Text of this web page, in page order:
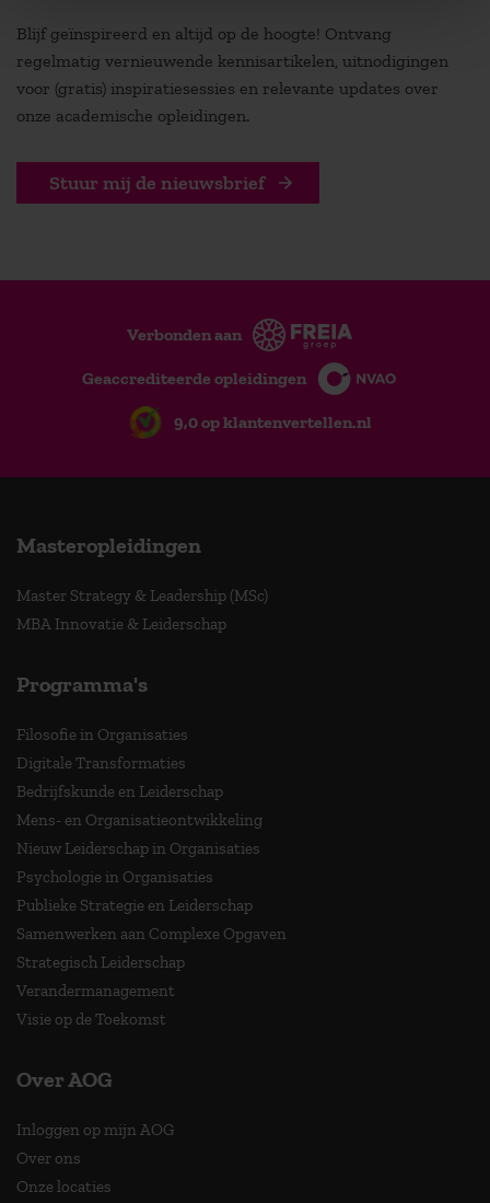
Blijf geïnspireerd en altijd op de hoogte! Ontvang
regelmatig vernieuwende kennisartikelen, uitnodigingen
voor (gratis) inspiratiesessies en relevante updates over
onze academische opleidingen.
Stuur mij de nieuwsbrief
Verbonden aan
Geaccrediteerde opleidingen
9,0 op klantenvertellen.nl
Masteropleidingen
Master Strategy & Leadership (MSc)
MBA Innovatie & Leiderschap
Programma's
Filosofie in Organisaties
Digitale Transformaties
Bedrijfskunde en Leiderschap
Mens- en Organisatieontwikkeling
Nieuw Leiderschap in Organisaties
Psychologie in Organisaties
Publieke Strategie en Leiderschap
Samenwerken aan Complexe Opgaven
Strategisch Leiderschap
Verandermanagement
Visie op de Toekomst
Over AOG
Inloggen op mijn AOG
Over ons
Onze locaties